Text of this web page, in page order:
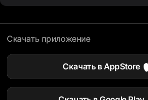
Скачать приложение
Скачать в AppStore